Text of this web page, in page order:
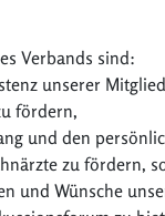
Verbands sind:
unserer
fördern,
und den
zu fördern,
und Wünsche